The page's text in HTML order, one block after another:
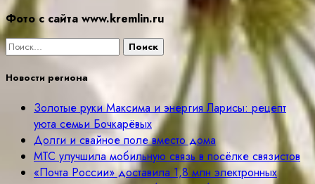
Фото с сайта www.kremlin.ru
Найти:
Новости региона
Золотые руки Максима и энергия Ларисы: рецепт
уюта семьи Бочкарёвых
Долги и свайное поле вместо дома
МТС улучшила мобильную связь в посёлке связистов
«Почта России» доставила 1,8 млн электронных